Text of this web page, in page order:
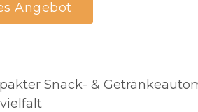
Angebot
Snack- &